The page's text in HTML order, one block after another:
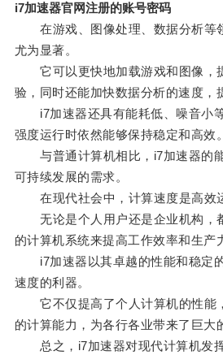
i7加速器官网注册的账号密码
在游戏、图像处理、数据分析等
尤为显著。
它可以更快地加载游戏和图像，
验，同时还能加快数据分析的速度，
i7加速器还具有能耗低、噪音小
强度运行时依然能够保持稳定和高效。
与普通计算机相比，i7加速器的
可持续发展的需求。
在现代社会中，计算速度是高效
无论是个人用户还是企业机构，
的计算机系统来提高工作效率和生产
i7加速器以其卓越的性能和稳定
速度的利器。
它不仅提高了个人计算机的性能
的计算能力，为各行各业带来了巨大
总之，i7加速器对现代计算机发挥